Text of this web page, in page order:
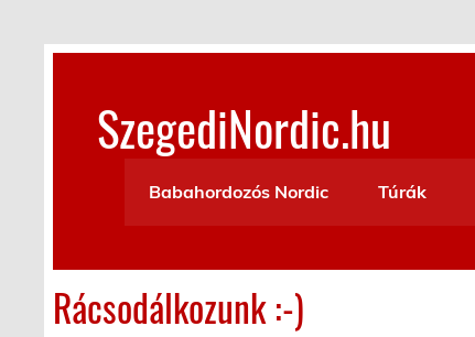
content
SzegediNordic.hu
Babahordozós Nordic
Túrák
Rácsodálkozunk :-)